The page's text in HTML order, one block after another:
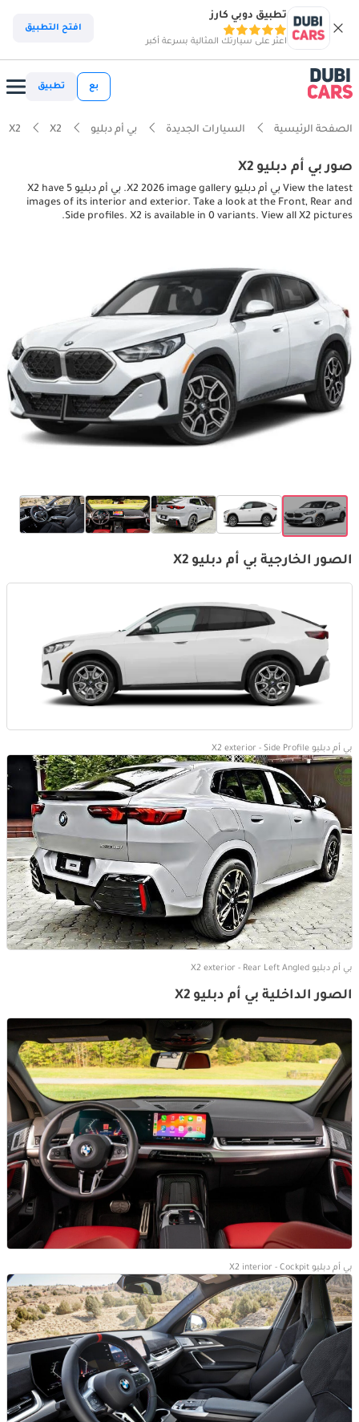
تطبيق دوبي كارز
اعثر على سيارتك المثالية بسرعة أكبر
افتح التطبيق
بع تطبيق
الصفحة الرئيسية السيارات الجديدة بي أم دبليو X2
X2
صور بي أم دبليو X2
View the latest بي أم دبليو X2 2026 image gallery. بي أم دبليو X2 have 5
images of its interior and exterior. Take a look at the Front, Rear and
Side profiles. X2 is available in 0 variants. View all X2 pictures.
الصور الخارجية بي أم دبليو X2
بي أم دبليو X2 exterior - Side Profile
بي أم دبليو X2 exterior - Rear Left Angled
الصور الداخلية بي أم دبليو X2
بي أم دبليو X2 interior - Cockpit